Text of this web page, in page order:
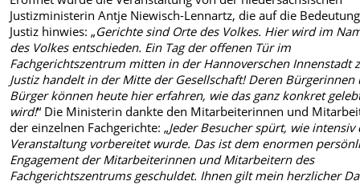
Justizministerin Antje Niewisch-Lennartz, die auf die
Justiz hinwies: „Gerichte sind Orte des Volkes. Hier wird im
des Volkes entschieden. Ein Tag der offenen Tür im
Fachgerichtszentrum mitten in der Hannoverschen Innenstadt
Justiz handelt in der Mitte der Gesellschaft! Deren Bürgerinnen
Bürger können heute hier erfahren, wie das ganz konkret
wird!“ Die Ministerin dankte den Mitarbeiterinnen und
der einzelnen Fachgerichte: „Jeder Besucher spürt, wie intensiv
Veranstaltung vorbereitet wurde. Das ist dem enormen
Engagement der Mitarbeiterinnen und Mitarbeitern des
Fachgerichtszentrums geschuldet. Ihnen gilt mein herzlicher